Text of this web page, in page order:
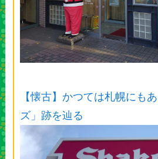
【懐古】かつては札幌にも
ズ」跡を辿る